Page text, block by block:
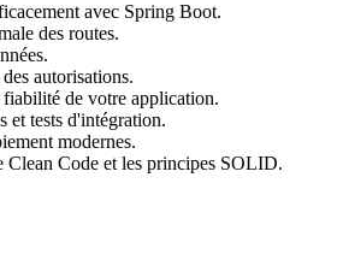
avec Spring Boot.
des routes.
autorisations.
de votre application.
et tests d'intégration.
modernes.
Clean Code et les principes SOLID.